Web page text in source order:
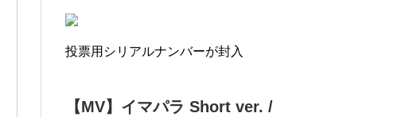
投票用シリアルナンバーが封入
【MV】イマパラ Short ver. /